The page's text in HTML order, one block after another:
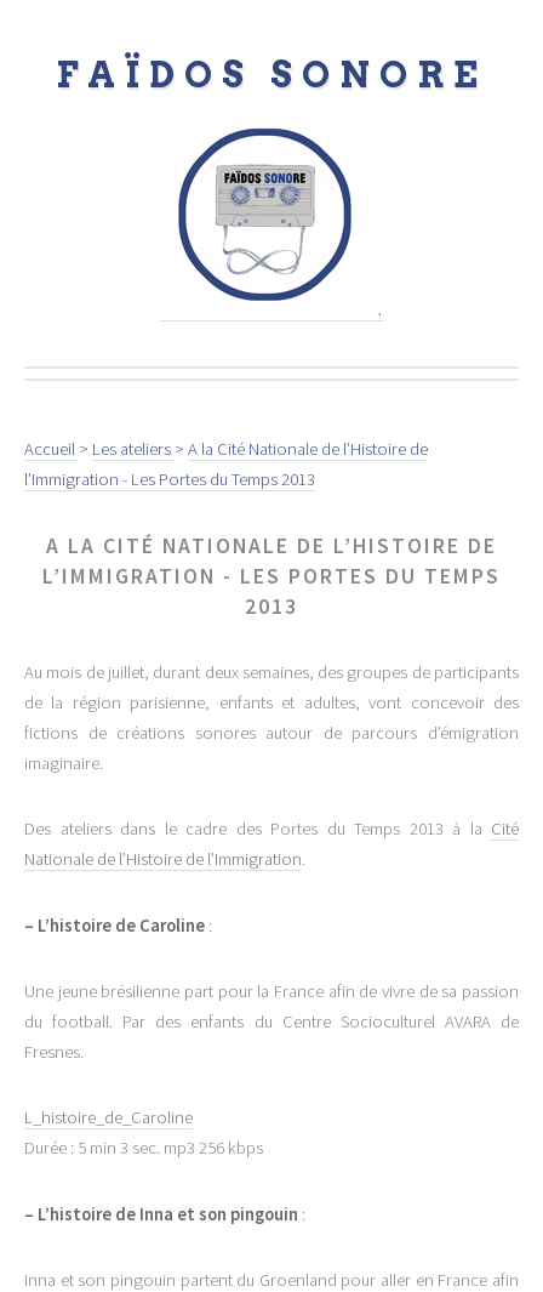
FAÏDOS SONORE
.
Accueil > Les ateliers > A la Cité Nationale de l’Histoire de
l’Immigration - Les Portes du Temps 2013
A LA CITÉ NATIONALE DE L’HISTOIRE DE
L’IMMIGRATION - LES PORTES DU TEMPS
2013
Au mois de juillet, durant deux semaines, des groupes de participants
de la région parisienne, enfants et adultes, vont concevoir des
fictions de créations sonores autour de parcours d’émigration
imaginaire.
Des ateliers dans le cadre des Portes du Temps 2013 à la Cité
Nationale de l’Histoire de l’Immigration.
– L’histoire de Caroline :
Une jeune brésilienne part pour la France afin de vivre de sa passion
du football. Par des enfants du Centre Socioculturel AVARA de
Fresnes.
L_histoire_de_Caroline
Durée : 5 min 3 sec. mp3 256 kbps
– L’histoire de Inna et son pingouin :
Inna et son pingouin partent du Groenland pour aller en France afin